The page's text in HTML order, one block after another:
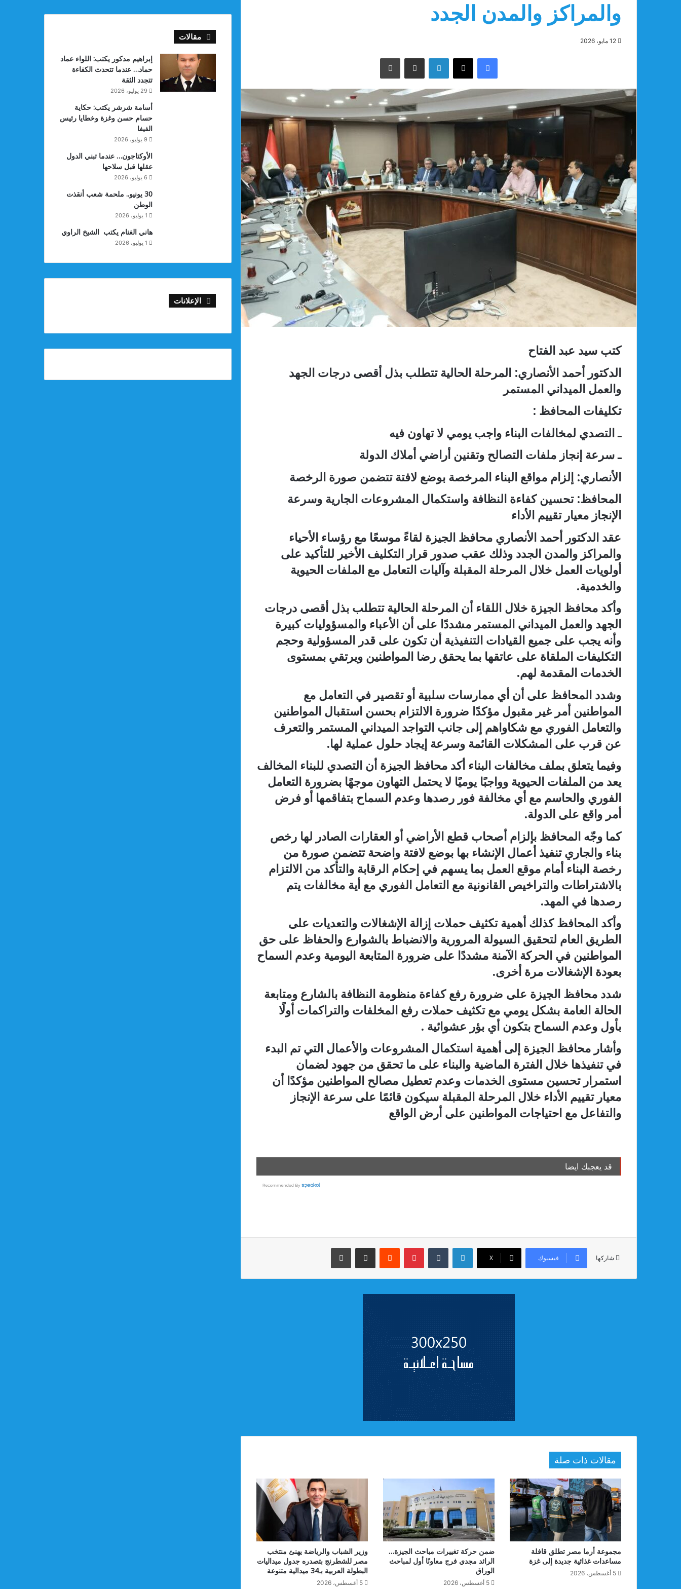
والمراكز والمدن الجدد
12 مايو، 2026
فيسبوك ‫X لينكدإن مشاركة عبر البريد طباعة
كتب سيد عبد الفتاح
الدكتور أحمد الأنصاري: المرحلة الحالية تتطلب بذل أقصى درجات الجهد
والعمل الميداني المستمر
تكليفات المحافظ :
ـ التصدي لمخالفات البناء واجب يومي لا تهاون فيه
ـ سرعة إنجاز ملفات التصالح وتقنين أراضي أملاك الدولة
الأنصاري: إلزام مواقع البناء المرخصة بوضع لافتة تتضمن صورة الرخصة
المحافظ: تحسين كفاءة النظافة واستكمال المشروعات الجارية وسرعة
الإنجاز معيار تقييم الأداء
عقد الدكتور أحمد الأنصاري محافظ الجيزة لقاءً موسعًا مع رؤساء الأحياء
والمراكز والمدن الجدد وذلك عقب صدور قرار التكليف الأخير للتأكيد على
أولويات العمل خلال المرحلة المقبلة وآليات التعامل مع الملفات الحيوية
والخدمية.
وأكد محافظ الجيزة خلال اللقاء أن المرحلة الحالية تتطلب بذل أقصى درجات
الجهد والعمل الميداني المستمر مشددًا على أن الأعباء والمسؤوليات كبيرة
وأنه يجب على جميع القيادات التنفيذية أن تكون على قدر المسؤولية وحجم
التكليفات الملقاة على عاتقها بما يحقق رضا المواطنين ويرتقي بمستوى
الخدمات المقدمة لهم.
وشدد المحافظ على أن أي ممارسات سلبية أو تقصير في التعامل مع
المواطنين أمر غير مقبول مؤكدًا ضرورة الالتزام بحسن استقبال المواطنين
والتعامل الفوري مع شكاواهم إلى جانب التواجد الميداني المستمر والتعرف
عن قرب على المشكلات القائمة وسرعة إيجاد حلول عملية لها.
وفيما يتعلق بملف مخالفات البناء أكد محافظ الجيزة أن التصدي للبناء المخالف
يعد من الملفات الحيوية وواجبًا يوميًا لا يحتمل التهاون موجهًا بضرورة التعامل
الفوري والحاسم مع أي مخالفة فور رصدها وعدم السماح بتفاقمها أو فرض
أمر واقع على الدولة.
كما وجّه المحافظ بإلزام أصحاب قطع الأراضي أو العقارات الصادر لها رخص
بناء والجاري تنفيذ أعمال الإنشاء بها بوضع لافتة واضحة تتضمن صورة من
رخصة البناء أمام موقع العمل بما يسهم في إحكام الرقابة والتأكد من الالتزام
بالاشتراطات والتراخيص القانونية مع التعامل الفوري مع أية مخالفات يتم
رصدها في المهد.
وأكد المحافظ كذلك أهمية تكثيف حملات إزالة الإشغالات والتعديات على
الطريق العام لتحقيق السيولة المرورية والانضباط بالشوارع والحفاظ على حق
المواطنين في الحركة الآمنة مشددًا على ضرورة المتابعة اليومية وعدم السماح
بعودة الإشغالات مرة أخرى.
شدد محافظ الجيزة على ضرورة رفع كفاءة منظومة النظافة بالشارع ومتابعة
الحالة العامة بشكل يومي مع تكثيف حملات رفع المخلفات والتراكمات أولًا
بأول وعدم السماح بتكون أي بؤر عشوائية .
وأشار محافظ الجيزة إلى أهمية استكمال المشروعات والأعمال التي تم البدء
في تنفيذها خلال الفترة الماضية والبناء على ما تحقق من جهود لضمان
استمرار تحسين مستوى الخدمات وعدم تعطيل مصالح المواطنين مؤكدًا أن
معيار تقييم الأداء خلال المرحلة المقبلة سيكون قائمًا على سرعة الإنجاز
والتفاعل مع احتياجات المواطنين على أرض الواقع
قد يعجبك ايضا
شاركها فيسبوك ‫X
لينكدإن بينتيريست مشاركة عبر البريد طباعة
مقالات ذات صلة
مجموعة أرما مصر تطلق قافلة
مساعدات غذائية جديدة إلى غزة
5 أغسطس، 2026
ضمن حركة تغييرات مباحث الجيزة…
الرائد مجدي فرج معاونًا أول لمباحث
الوراق
5 أغسطس، 2026
وزير الشباب والرياضة يهنئ منتخب
مصر للشطرنج بتصدره جدول ميداليات
البطولة العربية بـ34 ميدالية متنوعة
5 أغسطس، 2026
مقالات
إبراهيم مدكور يكتب: اللواء عماد
حماد… عندما تتحدث الكفاءة
تتجدد الثقة
29 يوليو، 2026
أسامة شرشر يكتب: حكاية
حسام حسن وغزة وخطايا رئيس
الفيفا
9 يوليو، 2026
الأوكتاجون… عندما تبني الدول
عقلها قبل سلاحها
6 يوليو، 2026
30 يونيو.. ملحمة شعب أنقذت
الوطن
1 يوليو، 2026
هاني الغنام يكتب الشيخ الراوي
1 يوليو، 2026
الإعلانات